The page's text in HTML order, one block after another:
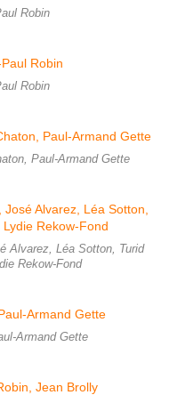
Robin
Robin
Paul-Armand Gette
Alvarez, Léa Sotton, Turid
Rekow-Fond
Armand Gette